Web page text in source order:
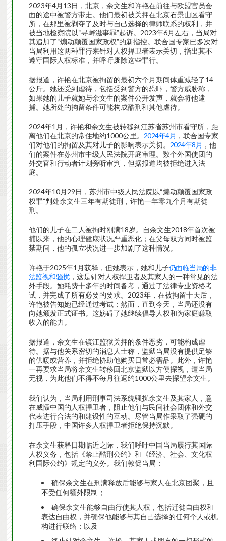
2023年4月13日，北京，余文生和许艳在前往与欧盟官员会
面的途中被警方带走。他们最初被关押在北京石景山区看守
所，在那里被剥夺了及时与自己选择的律师联系的权利，并
被当地检察院以“寻衅滋事罪”起诉。2023年6月左右，当局对
其追加了“煽动颠覆国家政权”的新指控。联合国专家已多次对
当局利用这两种罪行来针对人权捍卫者表示关切，指出其不
遵守国际人权标准，并呼吁废除这些罪行。
据报道，许艳在北京被拘留的最初六个月期间体重减轻了14
公斤。她还受到虐待，包括受到警方的恐吓，警方威胁称，
如果她的儿子就她与余文生的案件公开发声，就会将他逮
捕。她所处的拘留条件可能构成酷刑和其他虐待。
2024年1月，许艳和余文生被转移到江苏省苏州市看守所，距
离他们在北京的常住地约1000公里。 2024年4月 ，联合国专家
们对他们的拘留及其对儿子的影响表示关切。 2024年8月 ，他
们的案件在苏州市中级人民法院开庭审理。数个外国使团的
外交官和行动者计划旁听审判，但据报道均被拒绝进入法
庭。
2024年10月29日，苏州市中级人民法院以“煽动颠覆国家政
权罪”判处余文生三年有期徒刑，许艳一年零九个月有期徒
刑。
他们的儿子在二人被拘时刚满18岁。自余文生2018年首次被
捕以来，他的心理健康状况严重恶化；在父母双方同时被监
禁期间，他的孤立状况进一步加剧了这种情况。
许艳于2025年1月获释，但她表示，她和儿子仍面临当局的非
法监视和骚扰，这是针对人权捍卫者及其家人的一种常见的法
外手段。她耗费十多年的时间备考，通过了法律专业资格考
试，并完成了所有必要的要求。2023年，在被拘留十天后，
许艳被告知她已经通过考试；然而，直到今天，当局还没有
向她颁发正式证书。这妨碍了她继续倡导人权和为家庭赚取
收入的能力。
据报道，余文生在镇江监狱关押的条件恶劣，可能构成虐
待。据与他关系密切的消息人士称，监狱当局没有提供足够
的供暖或营养，并拒绝协助他购买日常必需品。此外，许艳
一再要求当局将余文生转移回北京监狱以方便探视，遭当局
无视，为此他们不得不每月往返约1000公里去探望余文生。
我们认为，当局利用刑事司法系统骚扰余文生及其家人，意
在威慑中国的人权捍卫者，阻止他们与民间社会团体和外交
代表进行合法的和建设性的互动。尽管当局作采取了强硬的
打压手段，中国许多人权捍卫者拒绝保持沉默。
在余文生获释日期临近之际，我们呼吁中国当局履行其国际
人权义务，包括《禁止酷刑公约》和《经济、社会、文化权
利国际公约》规定的义务。我们敦促当局：
确保余文生在刑满释放后能够与家人在北京团聚，且
不受任何额外限制；
确保余文生能够自由行使其人权，包括迁徙自由权和
表达自由权，并确保他能够与其自己选择的任何个人或机
构进行联络；以及